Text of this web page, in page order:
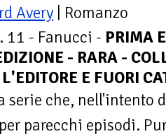
Avery | Romanzo
11 - Fanucci - PRIMA
- RARA -
E FUORI
serie che, nell'intento
parecchi episodi.